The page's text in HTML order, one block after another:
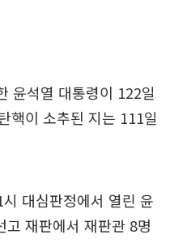
윤석열 대통령이 122일
핵이 소추된 지는 111일
대심판정에서 열린 윤
고 재판에서 재판관 8명